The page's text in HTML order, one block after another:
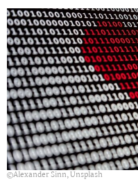
Alexander Sinn, Unsplash